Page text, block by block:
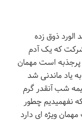
ذوق زده
که یک آدم
است مهمان
یاد ماندنی شد
تا ساعت ۲:۳۰ بعد از نیمه شب آنقدر گرم
نفهمیدیم چطور
ویژه ای دارد